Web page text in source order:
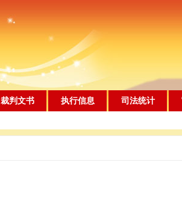
裁判文书 执行信息 司法统计